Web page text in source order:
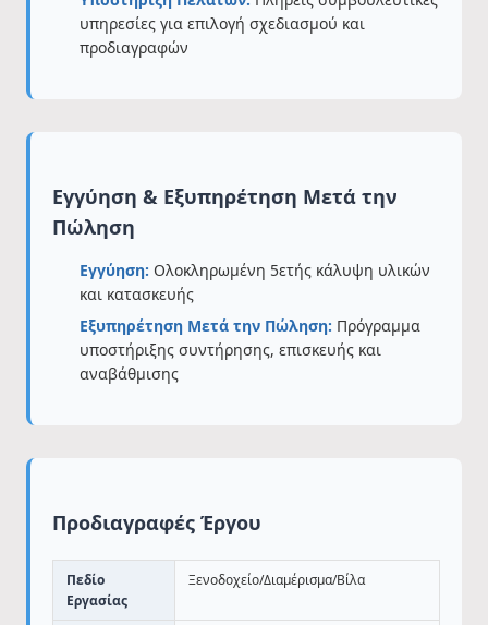
υπηρεσίες για επιλογή σχεδιασμού και
προδιαγραφών
Εγγύηση & Εξυπηρέτηση Μετά την
Πώληση
Εγγύηση: Ολοκληρωμένη 5ετής κάλυψη υλικών
και κατασκευής
Εξυπηρέτηση Μετά την Πώληση: Πρόγραμμα
υποστήριξης συντήρησης, επισκευής και
αναβάθμισης
Προδιαγραφές Έργου
Πεδίο
Εργασίας
Ξενοδοχείο/Διαμέρισμα/Βίλα